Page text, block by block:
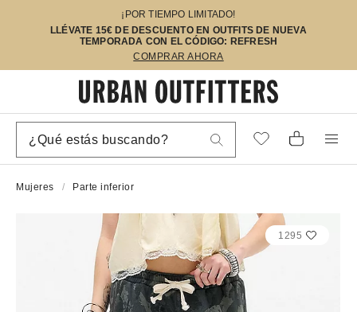
¡POR TIEMPO LIMITADO!
LLÉVATE 15€ DE DESCUENTO EN OUTFITS DE NUEVA
TEMPORADA CON EL CÓDIGO: REFRESH
COMPRAR AHORA
Mujeres Parte inferior
1295